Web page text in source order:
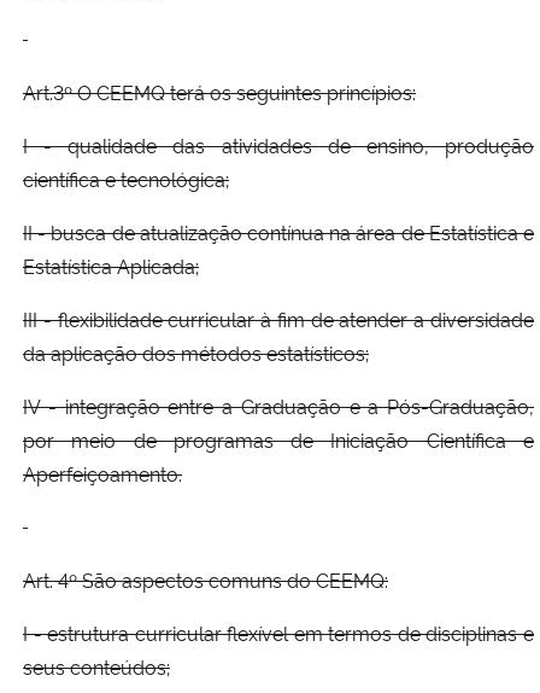
Art.3º O CEEMQ terá os seguintes princípios:
I - qualidade das atividades de ensino, produção
científica e tecnológica;
II - busca de atualização contínua na área de Estatística e
Estatística Aplicada;
III - flexibilidade curricular à fim de atender a diversidade
da aplicação dos métodos estatísticos;
IV - integração entre a Graduação e a Pós-Graduação,
por meio de programas de Iniciação Científica e
Aperfeiçoamento.
Art. 4º São aspectos comuns do CEEMQ:
I - estrutura curricular flexível em termos de disciplinas e
seus conteúdos;